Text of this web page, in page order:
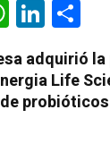
WhatsAppLinkedIn
adquirió
Life